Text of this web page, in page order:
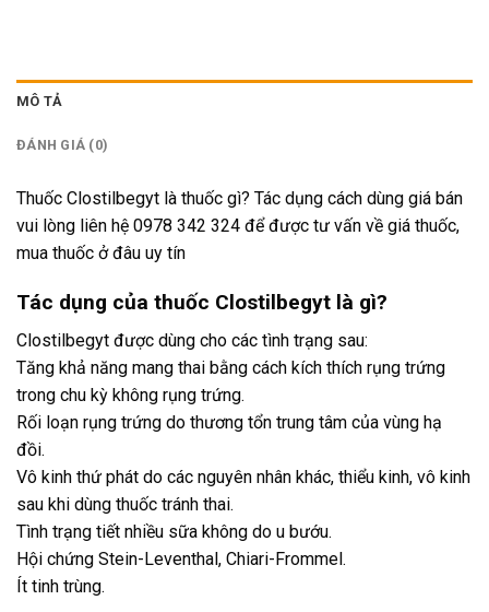
MÔ TẢ
ĐÁNH GIÁ (0)
Thuốc Clostilbegyt là thuốc gì? Tác dụng cách dùng giá bán
vui lòng liên hệ 0978 342 324 để được tư vấn về giá thuốc,
mua thuốc ở đâu uy tín
Tác dụng của thuốc Clostilbegyt là gì?
Clostilbegyt được dùng cho các tình trạng sau:
Tăng khả năng mang thai bằng cách kích thích rụng trứng
trong chu kỳ không rụng trứng.
Rối loạn rụng trứng do thương tổn trung tâm của vùng hạ
đồi.
Vô kinh thứ phát do các nguyên nhân khác, thiểu kinh, vô kinh
sau khi dùng thuốc tránh thai.
Tình trạng tiết nhiều sữa không do u bướu.
Hội chứng Stein-Leventhal, Chiari-Frommel.
Ít tinh trùng.